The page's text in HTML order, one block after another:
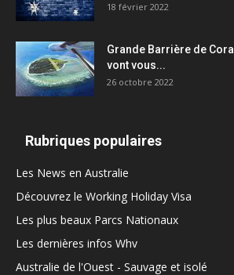
18 février 2022
Grande Barrière de
vont vous...
26 octobre 2022
Rubriques populaires
Les News en Australie
Découvrez le Working Holiday Visa
Les plus beaux Parcs Nationaux
Les dernières infos Whv
Australie de l'Ouest - Sauvage et isolé